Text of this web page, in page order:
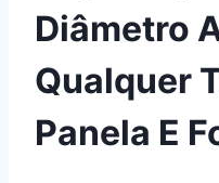
Diâmetro
Qualquer
Panela E